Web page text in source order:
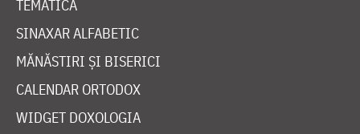
TEMATICĂ
SINAXAR ALFABETIC
MĂNĂSTIRI ȘI BISERICI
CALENDAR ORTODOX
WIDGET DOXOLOGIA